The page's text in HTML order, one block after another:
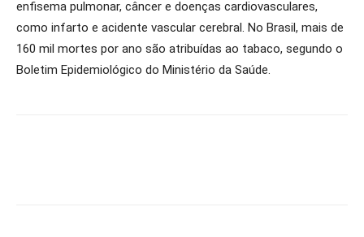
enfisema pulmonar, câncer e doenças cardiovasculares,
como infarto e acidente vascular cerebral. No Brasil, mais de
160 mil mortes por ano são atribuídas ao tabaco, segundo o
Boletim Epidemiológico do Ministério da Saúde.